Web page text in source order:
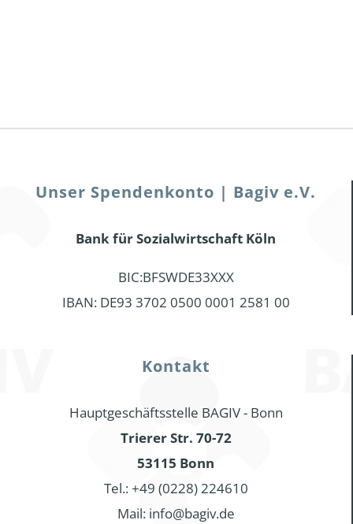
Unser Spendenkonto | Bagiv e.V.
Bank für Sozialwirtschaft Köln
BIC:BFSWDE33XXX
IBAN: DE93 3702 0500 0001 2581 00
Kontakt
Hauptgeschäftsstelle BAGIV - Bonn
Trierer Str. 70-72
53115 Bonn
Tel.: +49 (0228) 224610
Mail: info@bagiv.de